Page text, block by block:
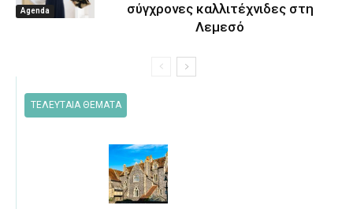
Agenda
σύγχρονες καλλιτέχνιδες στη
Λεμεσό
ΤΕΛΕΥΤΑΙΑ ΘΕΜΑΤΑ